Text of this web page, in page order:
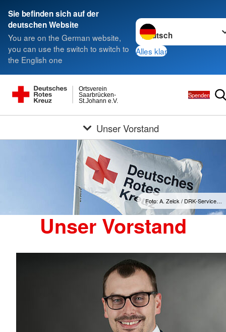
Sie befinden sich auf der
deutschen Website
You are on the German website,
you can use the switch to switch to
the English one
Sprache wechseln zu
Alles klar
St.Johann e.V.
Saarbrücken-
Ortsverein
Spenden
Unser Vorstand
Foto: A. Zelck / DRK-Service…
Unser Vorstand